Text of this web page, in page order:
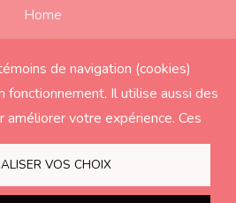
de navigation (cookies)
fonctionnement. Il utilise aussi des
améliorer votre expérience. Ces
seulement si vous acceptez.
VOS CHOIX
Home
Education
the Museum